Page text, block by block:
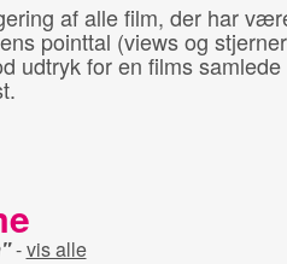
af alle film, der har
pointtal (views og
udtryk for en films
-vis alle